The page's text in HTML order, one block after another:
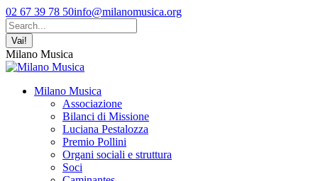
Vai
ai
contenuti
Facebook
page
opens
in
new
window
YouTube
page
opens
in
new
window
Instagram
page
opens
in
new
window
02 67 39 78 50info@milanomusica.org
Cerca:
Milano Musica
Milano Musica
Associazione
Bilanci di Missione
Luciana Pestalozza
Premio Pollini
Organi sociali e struttura
Soci